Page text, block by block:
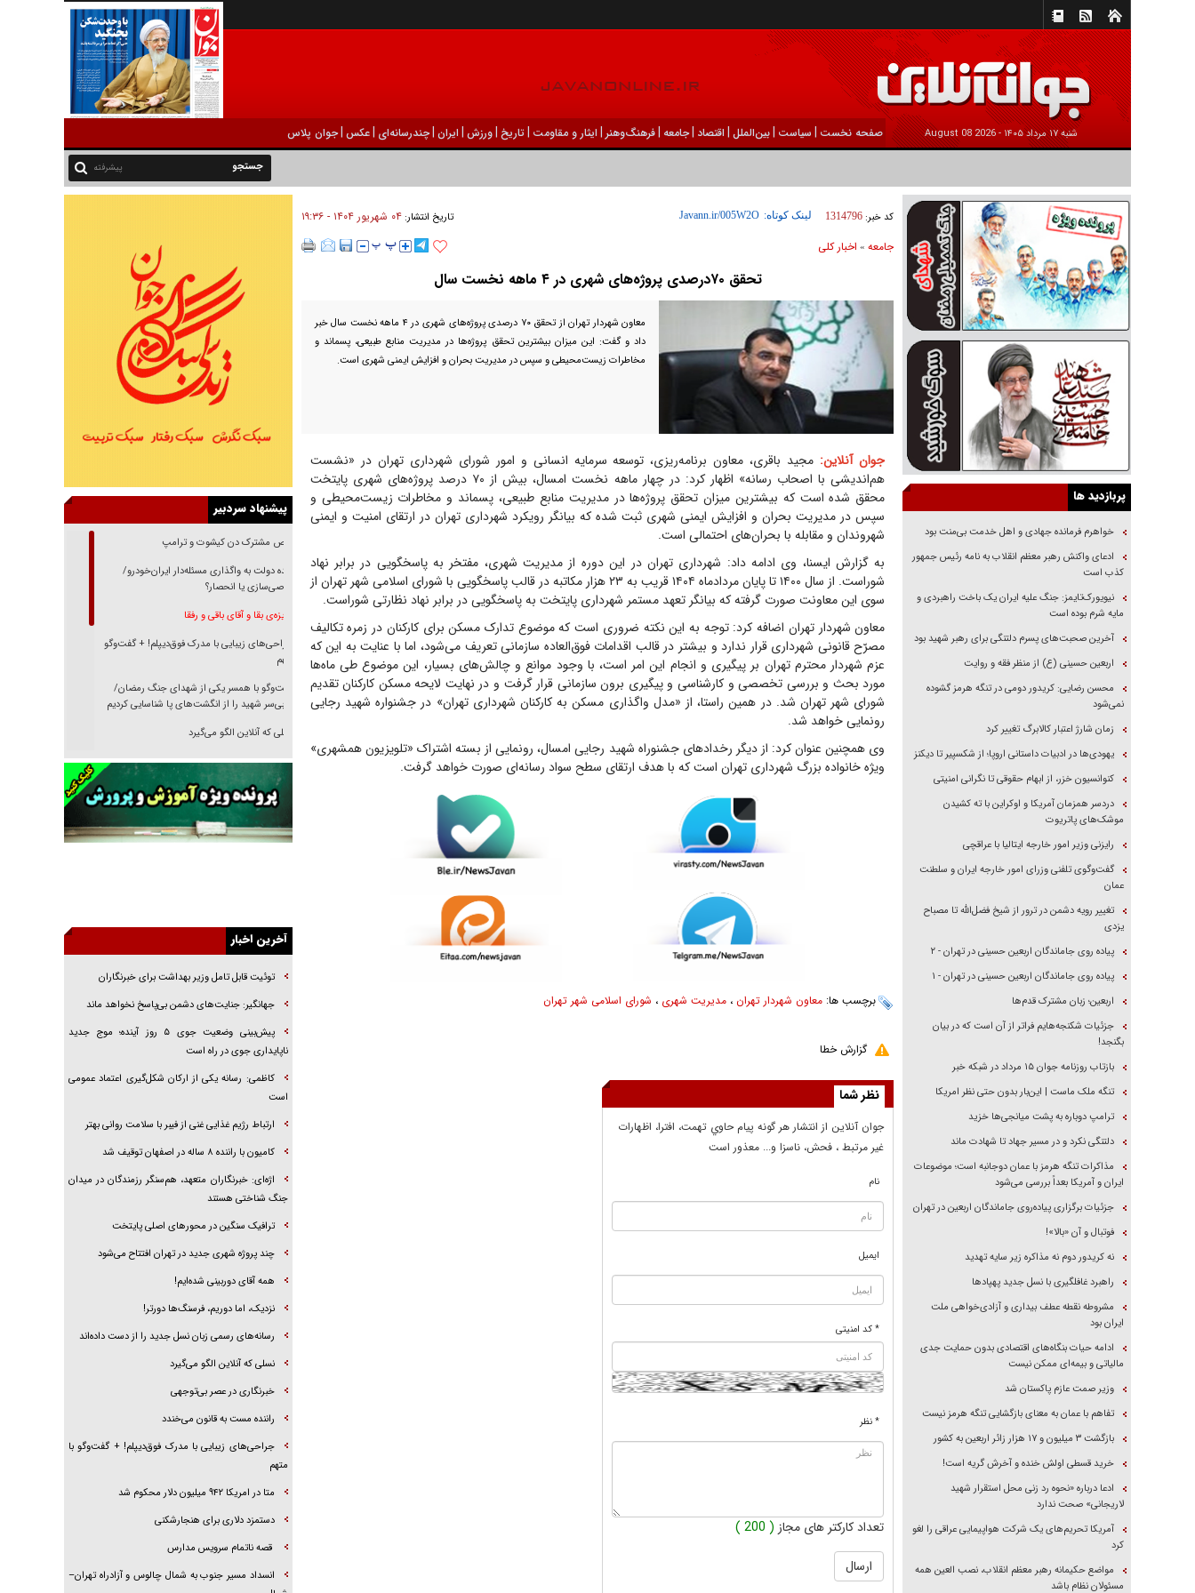
شنبه ۱۷ مرداد ۱۴۰۵ - 2026 August 08 صفحه نخست | سیاست |بين‌الملل | اقتصاد |جامعه |فرهنگ‌و‌هنر | ایثار و مقاومت |تاریخ |ورزش | ايران |چندرسانه‌ای |عکس |جوان پلاس
پیشرفته
کد خبر: 1314796 لینک کوتاه: تاریخ انتشار:۰۴ شهريور ۱۴۰۴ - ۱۹:۳۶
جامعه» اخبار كلی
تحقق ۷۰درصدی پروژه‌های شهری در ۴ ماهه نخست سال
معاون شهردار تهران از تحقق ۷۰ درصدی پروژه‌های شهری در ۴ ماهه نخست سال خبر
داد و گفت: این میزان بیشترین تحقق پروژه‌ها در مدیریت منابع طبیعی، پسماند و
مخاطرات زیست‌محیطی و سپس در مدیریت بحران و افزایش ایمنی شهری است.
جوان آنلاین: مجید باقری، معاون برنامه‌ریزی، توسعه سرمایه انسانی و امور شورای شهرداری تهران در «نشست
هم‌اندیشی با اصحاب رسانه» اظهار کرد: در چهار ماهه نخست امسال، بیش از ۷۰ درصد پروژه‌های شهری پایتخت
محقق شده است که بیشترین میزان تحقق پروژه‌ها در مدیریت منابع طبیعی، پسماند و مخاطرات زیست‌محیطی و
سپس در مدیریت بحران و افزایش ایمنی شهری ثبت شده که بیانگر رویکرد شهرداری تهران در ارتقای امنیت و ایمنی
شهروندان و مقابله با بحران‌های احتمالی است.
به گزارش ایسنا، وی ادامه داد: شهرداری تهران در این دوره از مدیریت شهری، مفتخر به پاسخگویی در برابر نهاد
شوراست. از سال ۱۴۰۰ تا پایان مردادماه ۱۴۰۴ قریب به ۲۳ هزار مکاتبه در قالب پاسخگویی با شورای اسلامی شهر تهران از
سوی این معاونت صورت گرفته که بیانگر تعهد مستمر شهرداری پایتخت به پاسخگویی در برابر نهاد نظارتی شوراست.
معاون شهردار تهران اضافه کرد: توجه به این نکته ضروری است که موضوع تدارک مسکن برای کارکنان در زمره تکالیف
مصرّح قانونی شهرداری قرار ندارد و بیشتر در قالب اقدامات فوق‌العاده سازمانی تعریف می‌شود، اما با عنایت به این که
عزم شهردار محترم تهران بر پیگیری و انجام این امر است، با وجود موانع و چالش‌های بسیار، این موضوع طی ماه‌ها
مورد بحث و بررسی تخصصی و کارشناسی و پیگیری برون سازمانی قرار گرفت و در نهایت لایحه مسکن کارکنان تقدیم
شورای شهر تهران شد. در همین راستا، از «مدل واگذاری مسکن به کارکنان شهرداری تهران» در جشنواره شهید رجایی
رونمایی خواهد شد.
وی همچنین عنوان کرد: از دیگر رخداد‌های جشنوراه شهید رجایی امسال، رونمایی از بسته اشتراک «تلویزیون همشهری»
ویژه خانواده بزرگ شهرداری تهران است که با هدف ارتقای سطح سواد رسانه‌ای صورت خواهد گرفت.
برچسب ها: معاون شهردار تهران ، مدیریت شهری ، شورای اسلامی شهر تهران
گزارش خطا
نظر شما
جوان آنلاين از انتشار هر گونه پيام حاوي تهمت، افترا، اظهارات
غير مرتبط ، فحش، ناسزا و... معذور است
نام
ایمیل
* کد امنیتی
* نظر
تعداد کارکتر های مجاز ( 200 )
پربازدید ها
خواهرم فرمانده جهادی و اهل خدمت بی‌منت بود
ادعای واکنش رهبر معظم انقلاب به نامه رئیس جمهور
کذب است
نیویورک‌تایمز: جنگ علیه ایران یک باخت راهبردی و
مایه شرم بوده است
آخرین صحبت‌های پسرم دلتنگی برای رهبر شهید بود
اربعین حسینی (ع) از منظر فقه و روایت
محسن رضایی: کریدور دومی در تنگه هرمز گشوده
نمی‌شود
زمان شارژ اعتبار کالابرگ تغییر کرد
یهودی‌ها در ادبیات داستانی اروپا؛ از شکسپیر تا دیکنز
کنوانسیون خزر، از ابهام حقوقی تا نگرانی امنیتی
دردسر همزمان آمریکا و اوکراین با ته کشیدن
موشک‌های پاتریوت
رایزنی وزیر امور خارجه ایتالیا با عراقچی
گفت‌وگوی تلفنی وزرای امور خارجه ایران و سلطنت
عمان
تغییر رویه دشمن در ترور از شیخ فضل‌الله تا مصباح
یزدی
پیاده روی جاماندگان اربعین حسینی در تهران - ۲
پیاده روی جاماندگان اربعین حسینی در تهران - ۱
اربعین؛ زبان مشترک قدم‌ها
جزئیات شکنجه‌هایم فراتر از آن است که در بیان
بگنجد!
بازتاب روزنامه جوان ۱۵ مرداد در شبکه خبر
تنگه ملک ماست | این‌بار بدون حتی نظر امریکا
ترامپ دوباره به پشت میانجی‌ها خزید
دلتنگی نکرد و در مسیر جهاد تا شهادت ماند
مذاکرات تنگه هرمز با عمان دوجانبه است؛ موضوعات
ایران و آمریکا بعداً بررسی می‌شود
جزئیات برگزاری پیاده‌روی جاماندگان اربعین در تهران
فوتبال و آن «بالا»!
نه کریدور دوم نه مذاکره زیر سایه تهدید
راهبرد غافلگیری با نسل جدید پهپاد‌ها
مشروطه نقطه عطف بیداری و آزادی‌خواهی ملت
ایران بود
ادامه حیات بنگاه‌های اقتصادی بدون حمایت جدی
مالیاتی و بیمه‌ای ممکن نیست
وزیر صمت عازم پاکستان شد
تفاهم با عمان به معنای بازگشایی تنگه هرمز نیست
بازگشت ۳ میلیون و ۱۷ هزار زائر اربعین به کشور
خرید قسطی اولش خنده و آخرش گریه است!
ادعا درباره «نحوه رد زنی محل استقرار شهید
لاریجانی» صحت ندارد
آمریکا تحریم‌های یک شرکت هواپیمایی عراقی را لغو
کرد
مواضع حکیمانه رهبر معظم انقلاب، نصب العین همه
مسئولان نظام باشد
پیشنهاد سردبیر
رقص مشترک دن کیشوت و ترامپ
دنده دولت به واگذاری مسئله‌دار ایران‌خودرو/
خصوصی‌سازی یا انحصار؟
غریزه‌ی بقا و آقای باقی و رفقا
جراحی‌های زیبایی با مدرک فوق‌دیپلم! + گفت‌وگو
با متهم
گفت‌وگو با همسر یکی از شهدای جنگ رمضان/
پیکر بی‌سر شهید را از انگشت‌های پا شناسایی کردیم
نسلی که آنلاین الگو می‌گیرد
گفت‌وگو با آیت‌الله جاودان/ جفای مخالفان مکانت
معنوی رهبر شهید را ارتقا می‌داد
راننده مست به قانون می‌خندد
همه آقای دوربینی شده‌ایم!
گفتگوی دکتر اخوان مدیرمسئول روزنامه جوان با
آخرین اخبار
توئیت قابل تامل وزیر بهداشت برای خبرنگاران
جهانگیر: جنایت‌های دشمن بی‌پاسخ نخواهد ماند
پیش‌بینی وضعیت جوی ۵ روز آینده؛ موج جدید
ناپایداری جوی در راه است
کاظمی: رسانه یکی از ارکان شکل‌گیری اعتماد عمومی
است
ارتباط رژیم غذایی غنی از فیبر با سلامت روانی بهتر
کامیون با راننده ۸ ساله در اصفهان توقیف شد
اژه‌ای: خبرنگاران متعهد، هم‌سنگر رزمندگان در میدان
جنگ شناختی هستند
ترافیک سنگین در محورهای اصلی پایتخت
چند پروژه شهری جدید در تهران افتتاح می‌شود
همه آقای دوربینی شده‌ایم!
نزدیک، اما دوریم، فرسنگ‌ها دورتر!
رسانه‌های رسمی زبان نسل جدید را از دست داده‌اند
نسلی که آنلاین الگو می‌گیرد
‌خبرنگاری در عصر بی‌توجهی
راننده مست به قانون می‌خندد
جراحی‌های زیبایی با مدرک فوق‌دیپلم! + گفت‌وگو با
متهم
متا در امریکا ۹۴۲ میلیون دلار محکوم شد
دستمزد دلاری برای هنجارشکنی
قصه ناتمام سرویس مدارس
انسداد مسیر جنوب به شمال چالوس و آزادراه تهران–